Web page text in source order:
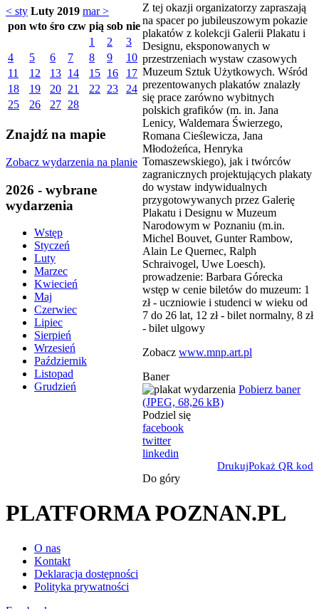
< sty Luty 2019 mar >
pon wto śro czw pią sob nie
1
2
3
4
5 6 7 8 9
10
11
12 13 14 15 16
17
18
19 20 21 22 23
24
25
26 27 28
Znajdź na mapie
Zobacz wydarzenia na planie
2026 - wybrane
wydarzenia
Wstęp
Styczeń
Luty
Marzec
Kwiecień
Maj
Czerwiec
Lipiec
Sierpień
Wrzesień
Październik
Listopad
Grudzień
Z tej okazji organizatorzy zapraszają
na spacer po jubileuszowym pokazie
plakatów z kolekcji Galerii Plakatu i
Designu, eksponowanych w
przestrzeniach wystaw czasowych
Muzeum Sztuk Użytkowych. Wśród
prezentowanych plakatów znalazły
się prace zarówno wybitnych
polskich grafików (m. in. Jana
Lenicy, Waldemara Świerzego,
Romana Cieślewicza, Jana
Młodożeńca, Henryka
Tomaszewskiego), jak i twórców
zagranicznych projektujących plakaty
do wystaw indywidualnych
przygotowywanych przez Galerię
Plakatu i Designu w Muzeum
Narodowym w Poznaniu (m.in.
Michel Bouvet, Gunter Rambow,
Alain Le Quernec, Ralph
Schraivogel, Uwe Loesch).
prowadzenie: Barbara Górecka
wstęp w cenie biletów do muzeum: 1
zł - uczniowie i studenci w wieku od
7 do 26 lat, 12 zł - bilet normalny, 8 zł
- bilet ulgowy
Zobacz www.mnp.art.pl
Baner
Pobierz baner
(JPEG, 68,26 kB)
Podziel się
facebook
twitter
linkedin
DrukujPokaż QR kod
Do góry
PLATFORMA POZNAN.PL
O nas
Kontakt
Deklaracja dostępności
Polityka prywatności